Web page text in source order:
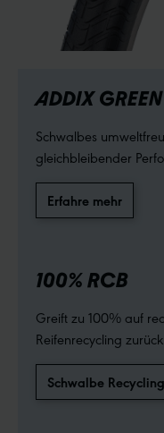
ADDIX GREEN
Schwalbes
gleichbleibender
Erfahre mehr
100% RCB
Greift zu 100% auf
Reifenrecycling zurück.
Schwalbe